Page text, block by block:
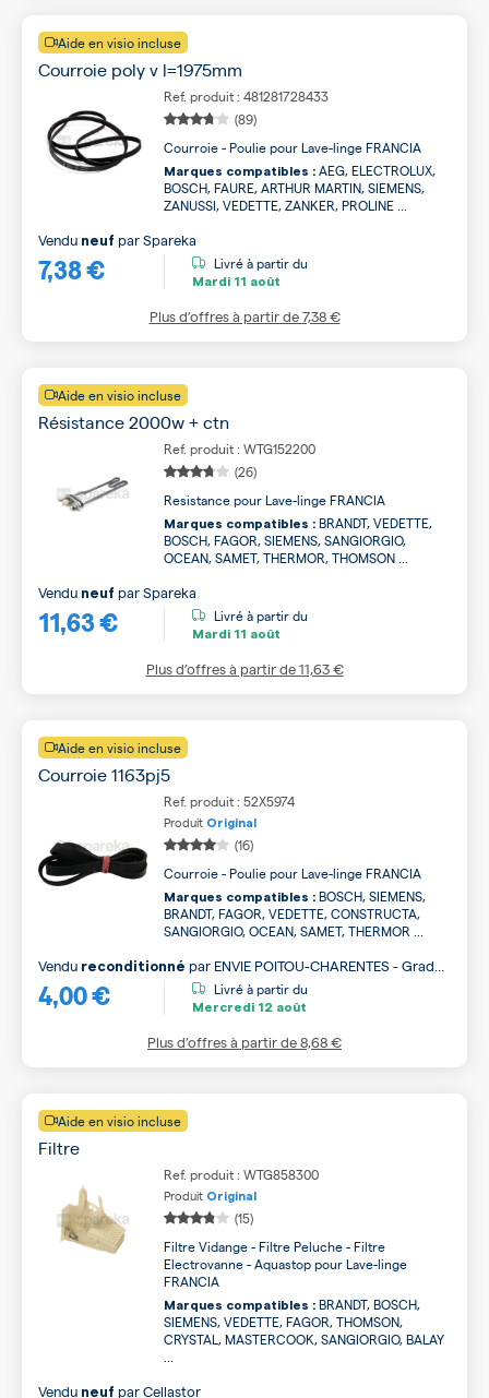
Aide en visio incluse
Courroie poly v l=1975mm
Ref. produit : 481281728433
(89)
Courroie - Poulie pour Lave-linge FRANCIA
Marques compatibles : AEG, ELECTROLUX,
BOSCH, FAURE, ARTHUR MARTIN, SIEMENS,
ZANUSSI, VEDETTE, ZANKER, PROLINE ...
7,38 €
Vendu neuf parSpareka
Livré à partir du
Mardi 11 août
Plus d’offres à partir de7,38 €
Aide en visio incluse
Résistance 2000w + ctn
Ref. produit : WTG152200
(26)
Resistance pour Lave-linge FRANCIA
Marques compatibles : BRANDT, VEDETTE,
BOSCH, FAGOR, SIEMENS, SANGIORGIO,
OCEAN, SAMET, THERMOR, THOMSON ...
11,63 €
Vendu neuf parSpareka
Livré à partir du
Mardi 11 août
Plus d’offres à partir de11,63 €
Aide en visio incluse
Courroie 1163pj5
Ref. produit : 52X5974
Produit Original
(16)
Courroie - Poulie pour Lave-linge FRANCIA
Marques compatibles : BOSCH, SIEMENS,
BRANDT, FAGOR, VEDETTE, CONSTRUCTA,
SANGIORGIO, OCEAN, SAMET, THERMOR ...
4,00 €
Vendu reconditionné par ENVIE POITOU-CHARENTES - Grade
B
Livré à partir du
Mercredi 12 août
Plus d’offres à partir de8,68 €
Aide en visio incluse
Filtre
Ref. produit : WTG858300
Produit Original
(15)
Filtre Vidange - Filtre Peluche - Filtre
Electrovanne - Aquastop pour Lave-linge
FRANCIA
Marques compatibles : BRANDT, BOSCH,
SIEMENS, VEDETTE, FAGOR, THOMSON,
CRYSTAL, MASTERCOOK, SANGIORGIO, BALAY
Vendu neuf parCellastor